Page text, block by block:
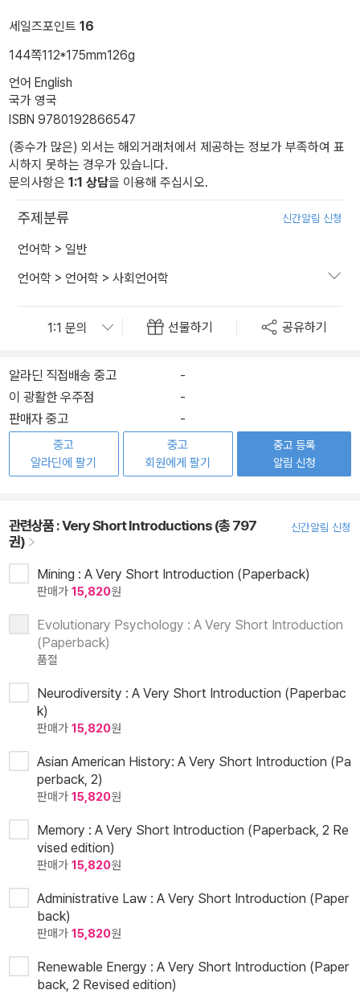
세일즈포인트 16
144쪽112*175mm126g
언어 English
국가 영국
ISBN 9780192866547
(종수가 많은) 외서는 해외거래처에서 제공하는 정보가 부족하여 표
시하지 못하는 경우가 있습니다.
문의사항은 1:1 상담을 이용해 주십시오.
주제분류 신간알림 신청
언어학 > 일반
언어학 > 언어학 > 사회언어학
선물하기 공유하기
알라딘 직접배송 중고
-
이 광활한 우주점
-
판매자 중고
-
중고
알라딘에 팔기
중고
회원에게 팔기
중고 등록
알림 신청
관련상품 :Very Short Introductions (총 797
권)
신간알림 신청
Mining : A Very Short Introduction (Paperback)
판매가 15,820원
Evolutionary Psychology : A Very Short Introduction
(Paperback)
품절
Neurodiversity : A Very Short Introduction (Paperbac
k)
판매가 15,820원
Asian American History: A Very Short Introduction (Pa
perback, 2)
판매가 15,820원
Memory : A Very Short Introduction (Paperback, 2 Re
vised edition)
판매가 15,820원
Administrative Law : A Very Short Introduction (Paper
back)
판매가 15,820원
Renewable Energy : A Very Short Introduction (Paper
back, 2 Revised edition)